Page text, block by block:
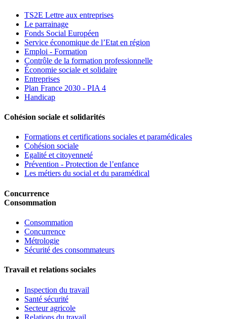
TS2E Lettre aux entreprises
Le parrainage
Fonds Social Européen
Service économique de l’Etat en région
Emploi - Formation
Contrôle de la formation professionnelle
Économie sociale et solidaire
Entreprises
Plan France 2030 - PIA 4
Handicap
Cohésion sociale et solidarités
Formations et certifications sociales et paramédicales
Cohésion sociale
Egalité et citoyenneté
Prévention - Protection de l’enfance
Les métiers du social et du paramédical
Concurrence
Consommation
Consommation
Concurrence
Métrologie
Sécurité des consommateurs
Travail et relations sociales
Inspection du travail
Santé sécurité
Secteur agricole
Relations du travail